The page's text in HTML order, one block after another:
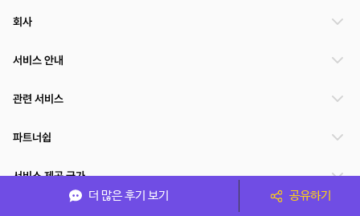
더 많은 후기 보기 공유하기
회사
서비스 안내
관련 서비스
파트너쉽
서비스 제공 국가